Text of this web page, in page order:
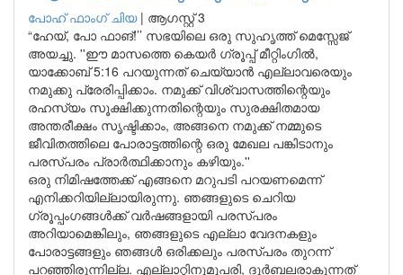
പോഹ് ഫാംഗ് ചിയ| ആഗസ്റ്റ് 3
“ഹേയ്, പോ ഫാങ്!’’ സഭയിലെ ഒരു സുഹൃത്ത് മെസ്സേജ്
അയച്ചു. ''ഈ മാസത്തെ കെയർ ഗ്രൂപ്പ് മീറ്റിംഗിൽ,
യാക്കോബ് 5:16 പറയുന്നത് ചെയ്യാൻ എല്ലാവരെയും
നമുക്കു പ്രേരിപ്പിക്കാം. നമുക്ക് വിശ്വാസത്തിന്റെയും
രഹസ്യം സൂക്ഷിക്കുന്നതിന്റെയും സുരക്ഷിതമായ
അന്തരീക്ഷം സൃഷ്ടിക്കാം, അങ്ങനെ നമുക്ക് നമ്മുടെ
ജീവിതത്തിലെ പോരാട്ടത്തിന്റെ ഒരു മേഖല പങ്കിടാനും
പരസ്പരം പ്രാർത്ഥിക്കാനും കഴിയും.''
ഒരു നിമിഷത്തേക്ക് എങ്ങനെ മറുപടി പറയണമെന്ന്
എനിക്കറിയില്ലായിരുന്നു. ഞങ്ങളുടെ ചെറിയ
ഗ്രൂപ്പംഗങ്ങൾക്ക് വർഷങ്ങളായി പരസ്പരം
അറിയാമെങ്കിലും, ഞങ്ങളുടെ എല്ലാ വേദനകളും
പോരാട്ടങ്ങളും ഞങ്ങൾ ഒരിക്കലും പരസ്പരം തുറന്ന്
പറഞ്ഞിരുന്നില്ല. എല്ലാറ്റിനുമുപരി, ദുർബലരാകുന്നത്